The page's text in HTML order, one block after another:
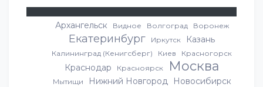
Архангельск Видное Волгоград Воронеж
Екатеринбург Иркутск Казань
Калининград (Кенигсберг) Киев Красногорск
Краснодар Красноярск Москва
Мытищи Нижний Новгород Новосибирск